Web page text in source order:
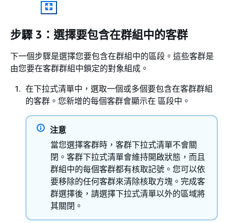
步驟 3：選擇要包含在群組中的客群
下一個步驟是選擇您要包含在群組中的區段。這些客群是
由您要在客群群組中鎖定的對象組成。
在下拉式清單中，選取一個或多個要包含在客群群組
的客群。您新增的每個客群會顯示在 區段中。
注意
當您選擇客群時，客群下拉式清單不會關
閉。客群下拉式清單會維持開啟狀態，而且
群組中的每個客群都有核取記號。您可以依
要移除的任何客群來清除核取方塊。完成客
群選擇後，請選擇下拉式清單以外的區域將
其關閉。